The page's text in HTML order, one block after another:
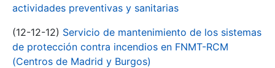
actividades preventivas y sanitarias
(12-12-12) Servicio de mantenimiento de los sistemas
de protección contra incendios en FNMT-RCM
(Centros de Madrid y Burgos)